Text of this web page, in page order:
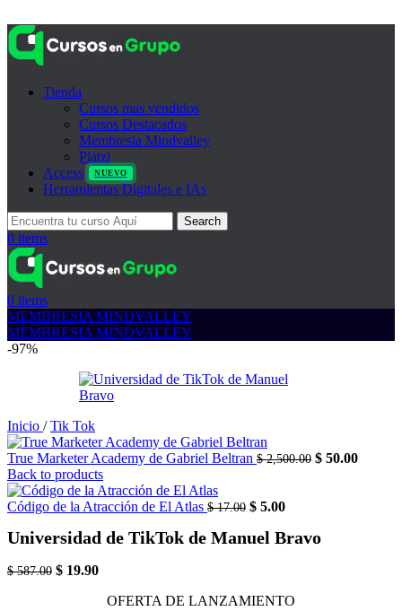
Tienda
Cursos mas vendidos
Cursos Destacados
Membresia Mindvalley
Platzi
Access
NUEVO
Herramientas Digitales e IAs
Search
0 items
0 items
MEMBRESIA MINDVALLEY
MEMBRESIA MINDVALLEY
-97%
Inicio / Tik Tok
True Marketer Academy de Gabriel Beltran $2,500.00 El
$ 50.00El
Back to products
Código de la Atracción de El Atlas $17.00 El
original
$ 5.00El
actual
Universidad de TikTok de Manuel Bravo
$587.00 El
$ 19.90El
actual
OFERTA DE LANZAMIENTO